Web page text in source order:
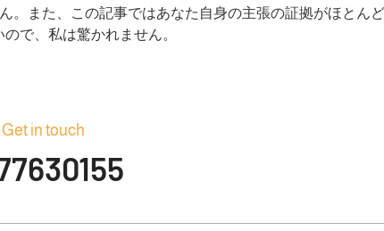
また、この記事ではあなた自身の主張の証拠がほとん
で、私は驚かれません。
Get in touch